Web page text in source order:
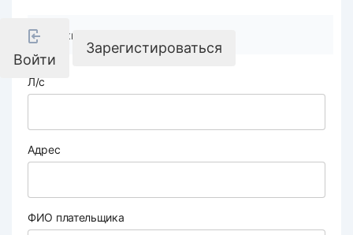
Войти
Зарегистироваться
Реквизиты компании
Л/с
Адрес
ФИО плательщика